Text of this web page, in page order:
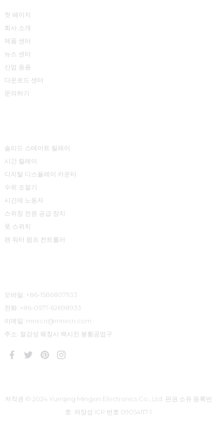
첫 페이지
회사 소개
제품 센터
뉴스 센터
산업 응용
다운로드 센터
문의하기
솔리드 스테이트 릴레이
시간 릴레이
디지털 디스플레이 카운터
수위 조절기
시간제 노동자
스위칭 전원 공급 장치
풋 스위치
팬 워터 펌프 컨트롤러
모바일: +86-15868071133
전화: +86-0577-62698933
이메일: mnxcn@mnxcn.com
주소: 절강성 웨칭시 백시진 봉황공업구
저작권 © 2024 Yueqing Mingxin Electronics Co., Ltd. 판권 소유 등록번
호: 저장성 ICP 번호 09054117-1